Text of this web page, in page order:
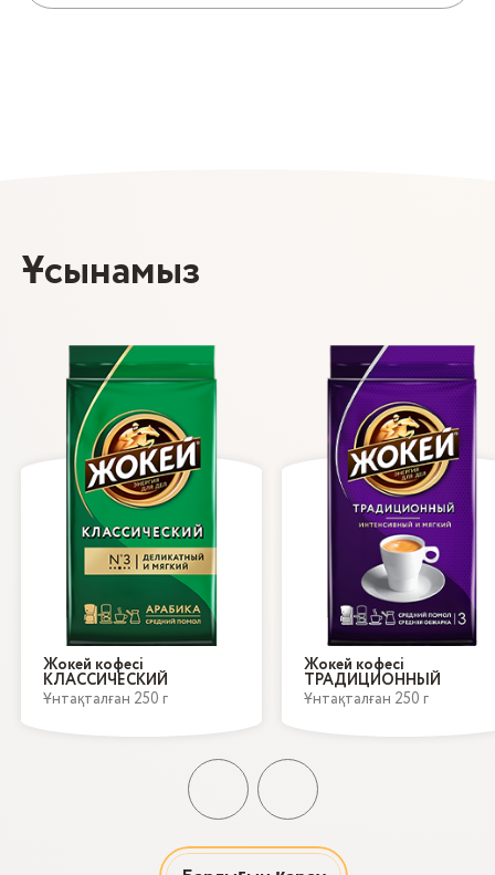
Ұсынамыз
Жокей кофесі
КЛАССИЧЕСКИЙ
Ұнтақталған 250 г
Жокей кофесі
ТРАДИЦИОННЫЙ
Ұнтақталған 250 г